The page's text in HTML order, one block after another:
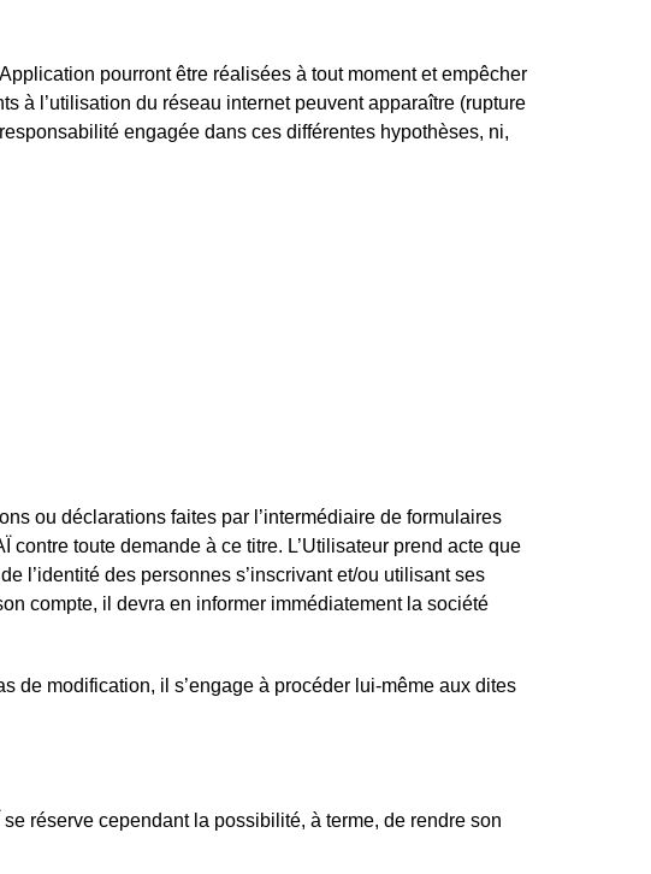
pourront être réalisées à tout moment et empêcher
à l’utilisation du réseau internet peuvent apparaître (rupture
engagée dans ces différentes hypothèses, ni,
ou déclarations faites par l’intermédiaire de formulaires
toute demande à ce titre. L’Utilisateur prend acte que
l’identité des personnes s’inscrivant et/ou utilisant ses
compte, il devra en informer immédiatement la société
de modification, il s’engage à procéder lui-même aux dites
réserve cependant la possibilité, à terme, de rendre son